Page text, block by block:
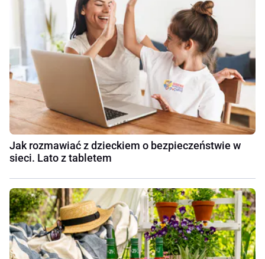
Jak rozmawiać z dzieckiem o bezpieczeństwie w
sieci. Lato z tabletem